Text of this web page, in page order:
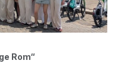
Rom“